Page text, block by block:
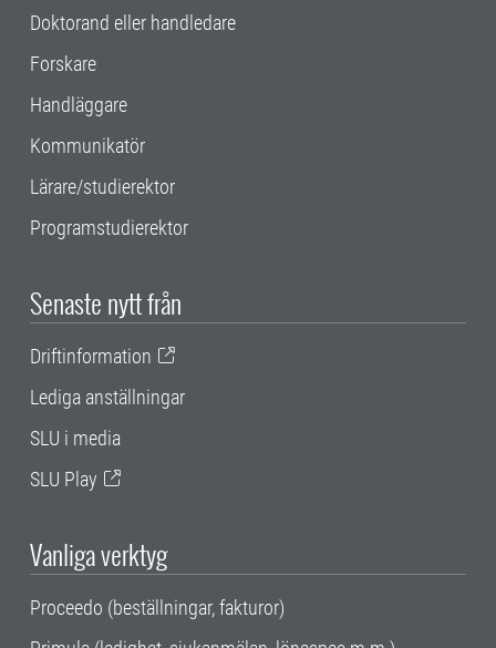
Doktorand eller handledare
Forskare
Handläggare
Kommunikatör
Lärare/studierektor
Programstudierektor
Senaste nytt från
Driftinformation
Lediga anställningar
SLU i media
SLU Play
Vanliga verktyg
Proceedo (beställningar, fakturor)